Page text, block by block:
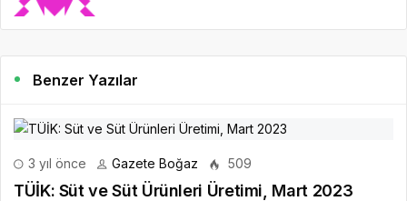
Benzer Yazılar
3 yıl önce Gazete Boğaz 509
TÜİK: Süt ve Süt Ürünleri Üretimi, Mart 2023